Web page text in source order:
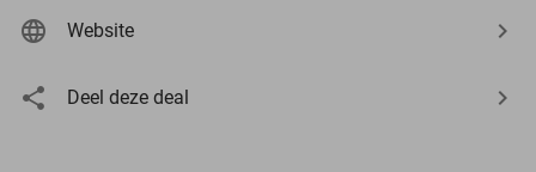
Website
Deel deze deal